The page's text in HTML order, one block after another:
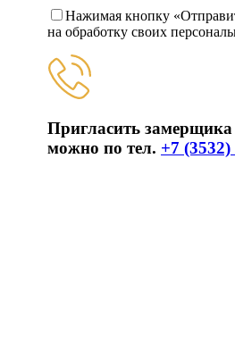
Нажимая кнопку
на обработку своих
Пригласить замерщика
можно по тел. +7 (3532)